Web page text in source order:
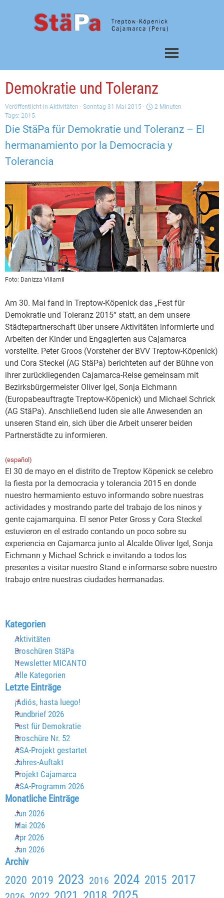
Menü überspringen
Demokratie und Toleranz
Veröffentlicht in Aktivitäten · Sonntag 31 Mai 2015 ·
2 Minuten
Tags: 2015
Die StäPa für Demokratie und Toleranz – El
hermanamiento por la Democracia y
Tolerancia
Foto: Danizza Villamil
Am 30. Mai fand in Treptow-Köpenick das „Fest für
Demokratie und Toleranz 2015“ statt, an dem unsere
Städtepartnerschaft über unsere Aktivitäten informierte und
Arbeiten der Kinder und Engagierten aus Cajamarca
vorstellte. Peter Groos (Vorsteher der BVV Treptow-Köpenick)
und Cora Steckel (AG StäPa) berichteten auf der Bühne von
ihrer zurückliegenden Cajamarca-Reise gemeinsam mit
Bezirksbürgermeister Oliver Igel, Sonja Eichmann
(Europabeauftragte Treptow-Köpenick) und Michael Schrick
(AG StäPa). Anschließend luden sie alle Anwesenden an
unseren Stand ein, sich über die Arbeit unserer beiden
Partnerstädte zu informieren.
(español)
El 30 de mayo en el distrito de Treptow Köpenick se celebro
la fiesta por la democracia y tolerancia 2015 en donde
nuestro hermamiento estuvo informando sobre nuestras
actividades y mostrando parte del trabajo de los ninos y
gente cajamarquina. El senor Peter Gross y Cora Steckel
estuvieron en el estrado contando un poco sobre su
experiencia en Cajamarca junto al Alcalde Oliver Igel, Sonja
Eichmann y Michael Schrick e invitando a todos los
presentes a visitar nuestro Stand e informarse sobre nuestro
trabajo entre nuestras ciudades hermanadas.
Block überspringen Kategorien
Kategorien
Aktivitäten
Broschüren StäPa
Newsletter MICANTO
Alle Kategorien
Block überspringen Letzte Einträge
Letzte Einträge
¡Adiós, hasta luego!
Rundbrief 2026
Fest für Demokratie
Broschüre Nr. 52
ASA-Projekt gestartet
Jahres-Auftakt
Projekt Cajamarca
ASA-Programm 2026
Block überspringen Monatliche Einträge
Monatliche Einträge
Jun 2026
Mai 2026
Apr 2026
Jan 2026
Block überspringen Archiv
Archiv
2020 2019 2023 2016 2024 2015 2017